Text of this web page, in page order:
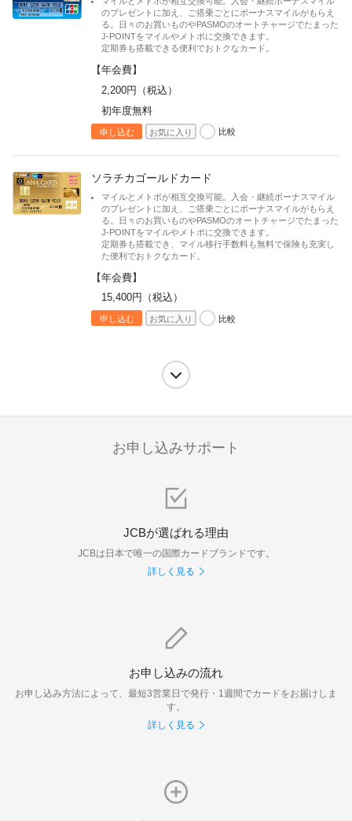
のプレゼントに加え、ご搭乗ごとにボーナスマイルがもらえ
る。日々のお買いものやPASMOのオートチャージでたまった
J-POINTをマイルやメトポに交換できます。
定期券も搭載できる便利でおトクなカード。
【年会費】
2,200円（税込）
初年度無料
申し込む お気に入り 比較
ソラチカゴールドカード
マイルとメトポが相互交換可能。入会・継続ボーナスマイル
のプレゼントに加え、ご搭乗ごとにボーナスマイルがもらえ
る。日々のお買いものやPASMOのオートチャージでたまった
J-POINTをマイルやメトポに交換できます。
定期券も搭載でき、マイル移行手数料も無料で保険も充実し
た便利でおトクなカード。
【年会費】
15,400円（税込）
申し込む お気に入り 比較
お申し込みサポート
JCBが選ばれる理由
JCBは日本で唯一の国際カードブランドです。
詳しく見る
お申し込みの流れ
お申し込み方法によって、最短3営業日で発行・1週間でカードをお届けしま
す。
詳しく見る